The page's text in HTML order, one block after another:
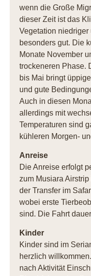
wenn die Große
dieser Zeit ist das
Vegetation
besonders gut. Die
Monate November
trockeneren Phase.
bis Mai bringt
und gute
Auch in diesen
allerdings mit
Temperaturen sind
kühleren Morgen-
Anreise
Die Anreise erfolgt
zum Musiara
der Transfer im
wobei erste
sind. Die Fahrt
Kinder
Kinder sind im
herzlich
nach Aktivität